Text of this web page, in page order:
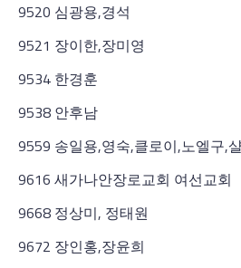
9520 심광용,경석
9521 장이한,장미영
9534 한경훈
9538 안후남
9559 송일용,영숙,클로이,노엘구,
9616 새가나안장로교회 여선교회
9668 정상미, 정태원
9672 장인홍,장윤희